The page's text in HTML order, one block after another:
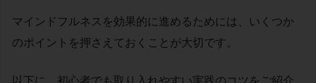
マインドフルネスを効果的に進めるためには、いくつか
のポイントを押さえておくことが大切です。
以下に、初心者でも取り入れやすい実践のコツをご紹介